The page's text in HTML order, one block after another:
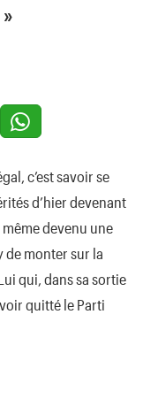
c’est savoir se
d’hier devenant
même devenu une
de monter sur la
qui, dans sa sortie
quitté le Parti